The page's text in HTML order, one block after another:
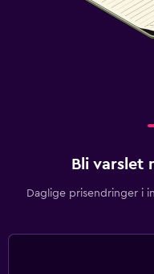
Bli varslet
Daglige prisendringer i